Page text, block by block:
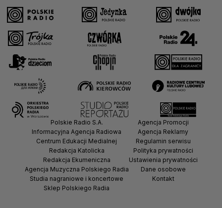
Polskie Radio S.A.
Informacyjna Agencja Radiowa
Centrum Edukacji Medialnej
Redakcja Katolicka
Redakcja Ekumeniczna
Agencja Muzyczna Polskiego Radia
Studia nagraniowe i koncertowe
Sklep Polskiego Radia
Agencja Promocji
Agencja Reklamy
Regulamin serwisu
Polityka prywatności
Ustawienia prywatności
Dane osobowe
Kontakt